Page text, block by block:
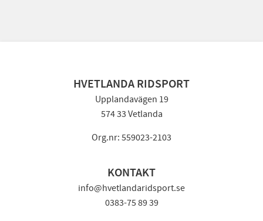
HVETLANDA RIDSPORT
Upplandavägen 19
574 33 Vetlanda
Org.nr: 559023-2103
KONTAKT
info@hvetlandaridsport.se
0383-75 89 39